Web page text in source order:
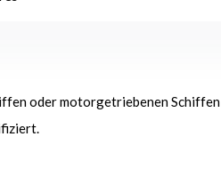
oder motorgetriebenen Schiffen